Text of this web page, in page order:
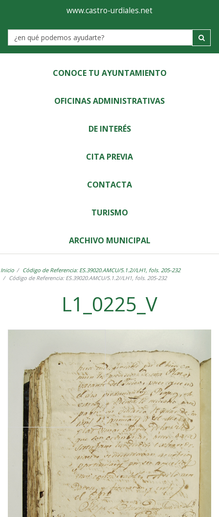
Ayuntamiento
de
Castro-
Urdiales
www.castro-urdiales.net
Label
CONOCE TU AYUNTAMIENTO
OFICINAS ADMINISTRATIVAS
DE INTERÉS
CITA PREVIA
CONTACTA
TURISMO
ARCHIVO MUNICIPAL
Inicio
Código de Referencia: ES.39020.AMCU/5.1.2//LH1, fols. 205-232
Código de Referencia: ES.39020.AMCU/5.1.2//LH1, fols. 205-232
L1_0225_V